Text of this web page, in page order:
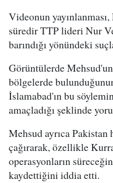
Videonun
süredir TTP lideri Nur
barındığı yönündeki
Görüntülerde
bölgelerde
İslamabad'ın bu
amaçladığı şeklinde
Mehsud ayrıca Pakistan
çağırarak, özellikle
operasyonların
kaydettiğini iddia etti.